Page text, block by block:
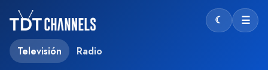
Televisión Radio
☾Modo☰